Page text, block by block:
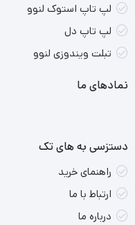
این لپ‌تاپ برای
عکس و ویدئو، و
مناسب است.
نقاط قوت محصول:
لپ تاپ استوک لنوو
لپ تاپ دل
تبلت ویندوزی لنوو
نمادهای ما
دستزسی به های تک
راهنمای خرید
ارتباط با ما
درباره ما